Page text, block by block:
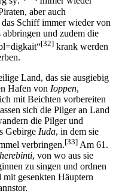
aber auch
Schiff immer wieder von
und zudem die
[32] krank werden
Land, das sie ausgiebig
Hafen von Ioppen,
mit Beichten vorbereiten
sich die Pilger an Land
die Pilger und
Gebirge Iuda, in dem sie
verbringen.[33] Am 61.
, von wo aus sie
zu singen und ordnen
mit gesenkten Häuptern